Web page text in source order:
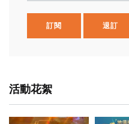
訂閱 退訂
活動花絮